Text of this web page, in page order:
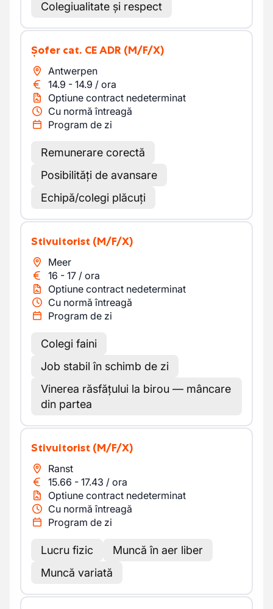
Colegiualitate și respect
Șofer cat. CE ADR (M/F/X)
Antwerpen
14.9 - 14.9 / ora
Optiune contract nedeterminat
Cu normă întreagă
Program de zi
Remunerare corectă
Posibilități de avansare
Echipă/colegi plăcuți
Stivuitorist (M/F/X)
Meer
16 - 17 / ora
Optiune contract nedeterminat
Cu normă întreagă
Program de zi
Colegi faini
Job stabil în schimb de zi
Vinerea răsfățului la birou — mâncare
din partea
Stivuitorist (M/F/X)
Ranst
15.66 - 17.43 / ora
Optiune contract nedeterminat
Cu normă întreagă
Program de zi
Lucru fizic
Muncă în aer liber
Muncă variată